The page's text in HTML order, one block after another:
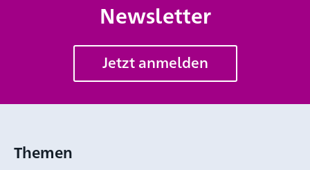
Newsletter
Jetzt anmelden
Themen